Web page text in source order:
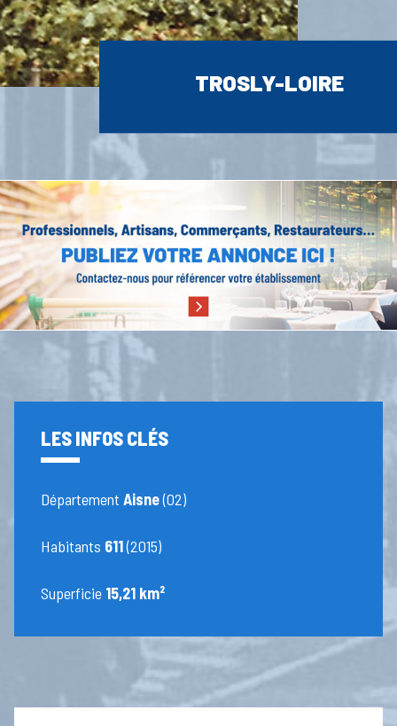
TROSLY-LOIRE
LES INFOS CLÉS
DépartementAisne(02)
Habitants 611(2015)
Superficie 15,21 km²